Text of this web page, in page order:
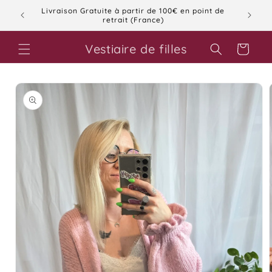
passerLivraison Gratuite à partir de 100€ en point de
retrait (France)
Vestiaire de filles Panier
Passer aux
informations
produits